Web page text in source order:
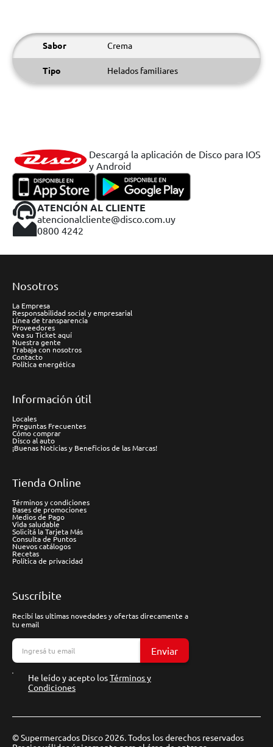
Sabor Crema
Tipo Helados familiares
Descargá la aplicación de Disco para IOS
y Android
ATENCIÓN AL CLIENTE
atencionalcliente@disco.com.uy
0800 4242
Nosotros
La Empresa
Responsabilidad social y empresarial
Línea de transparencia
Proveedores
Vea su Ticket aquí
Nuestra gente
Trabaja con nosotros
Contacto
Política energética
Información útil
Locales
Preguntas Frecuentes
Cómo comprar
Disco al auto
¡Buenas Noticias y Beneficios de las Marcas!
Tienda Online
Términos y condiciones
Bases de promociones
Medios de Pago
Vida saludable
Solicitá la Tarjeta Más
Consulta de Puntos
Nuevos catálogos
Recetas
Política de privacidad
Suscríbite
Recibí las ultimas novedades y ofertas direcamente a
tu email
Enviar
He leído y acepto losTérminos y
Condiciones
© Supermercados Disco 2026. Todos los derechos reservados